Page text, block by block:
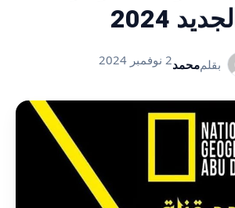
الجديد 2024
بقلممحمد2 نوفمبر 2024